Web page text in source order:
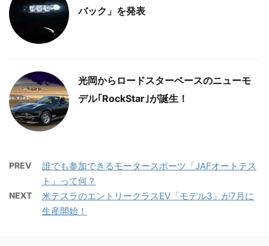
バック」を発表
光岡からロードスターベースのニューモ
デル｢RockStar｣が誕生！
PREV
誰でも参加できるモータースポーツ「JAFオートテス
ト」って何？
NEXT
米テスラのエントリークラスEV「モデル3」が7月に
生産開始！